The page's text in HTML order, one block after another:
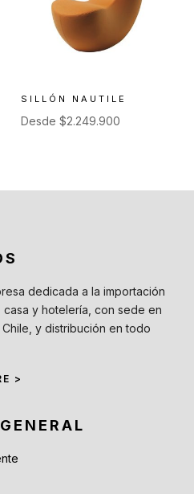
SILLÓN NAUTILE
Desde$2.249.900
dedicada a la importación
y hotelería, con sede en
y distribución en todo
>